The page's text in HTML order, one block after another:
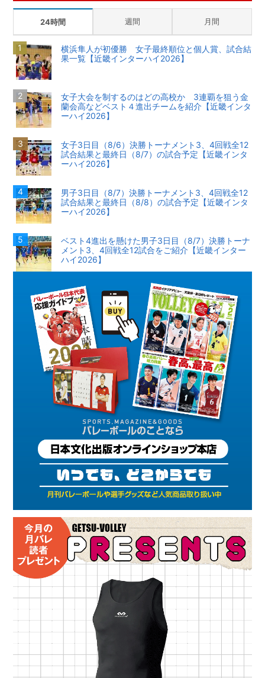
24時間 週間 月間
横浜隼人が初優勝 女子最終順位と個人賞、試合結
果一覧【近畿インターハイ2026】
女子大会を制するのはどの高校か 3連覇を狙う金
蘭会高などベスト４進出チームを紹介【近畿インタ
ーハイ2026】
女子3日目（8/6）決勝トーナメント3、4回戦全12
試合結果と最終日（8/7）の試合予定【近畿インタ
ーハイ2026】
男子3日目（8/7）決勝トーナメント3、4回戦全12
試合結果と最終日（8/8）の試合予定【近畿インタ
ーハイ2026】
ベスト4進出を懸けた男子3日目（8/7）決勝トーナ
メント3、4回戦全12試合をご紹介【近畿インター
ハイ2026】